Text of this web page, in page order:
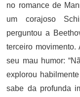
no romance de
um corajoso
perguntou a
terceiro
seu mau humor:
explorou
sabe da profunda